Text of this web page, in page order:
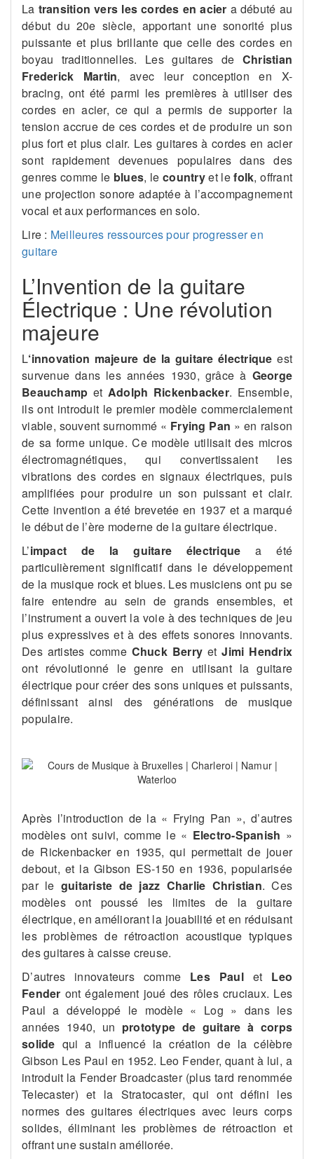
La transition vers les cordes en acier a débuté au
début du 20e siècle, apportant une sonorité plus
puissante et plus brillante que celle des cordes en
boyau traditionnelles. Les guitares de Christian
Frederick Martin, avec leur conception en X-
bracing, ont été parmi les premières à utiliser des
cordes en acier, ce qui a permis de supporter la
tension accrue de ces cordes et de produire un son
plus fort et plus clair​​. Les guitares à cordes en acier
sont rapidement devenues populaires dans des
genres comme le blues, lecountryet lefolk, offrant
une projection sonore adaptée à l’accompagnement
vocal et aux performances en solo​.
Lire : Meilleures ressources pour progresser en
guitare
L’Invention de la guitare
Électrique : Une révolution
majeure
L‘innovation majeure de la guitare électrique est
survenue dans les années 1930, grâce à George
Beauchamp et Adolph Rickenbacker. Ensemble,
ils ont introduit le premier modèle commercialement
viable, souvent surnommé « Frying Pan » en raison
de sa forme unique. Ce modèle utilisait des micros
électromagnétiques, qui convertissaient les
vibrations des cordes en signaux électriques, puis
amplifiées pour produire un son puissant et clair.
Cette invention a été brevetée en 1937 et a marqué
le début de l’ère moderne de la guitare électrique​.
L’impact de la guitare électrique a été
particulièrement significatif dans le développement
de la musique rock et blues. Les musiciens ont pu se
faire entendre au sein de grands ensembles, et
l’instrument a ouvert la voie à des techniques de jeu
plus expressives et à des effets sonores innovants.
Des artistes comme Chuck Berry etJimi Hendrix
ont révolutionné le genre en utilisant la guitare
électrique pour créer des sons uniques et puissants,
définissant ainsi des générations de musique
populaire​.
Après l’introduction de la « Frying Pan », d’autres
modèles ont suivi, comme le « Electro-Spanish »
de Rickenbacker en 1935, qui permettait de jouer
debout, et la Gibson ES-150 en 1936, popularisée
par le guitariste de jazz Charlie Christian. Ces
modèles ont poussé les limites de la guitare
électrique, en améliorant la jouabilité et en réduisant
les problèmes de rétroaction acoustique typiques
des guitares à caisse creuse​.
D’autres innovateurs comme Les Paulet Leo
Fender ont également joué des rôles cruciaux. Les
Paul a développé le modèle « Log » dans les
années 1940, un prototype de guitare à corps
solide qui a influencé la création de la célèbre
Gibson Les Paul en 1952. Leo Fender, quant à lui, a
introduit la Fender Broadcaster (plus tard renommée
Telecaster) et la Stratocaster, qui ont défini les
normes des guitares électriques avec leurs corps
solides, éliminant les problèmes de rétroaction et
offrant une sustain améliorée​.